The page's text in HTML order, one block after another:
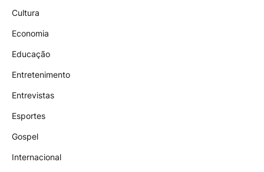
Cultura
Economia
Educação
Entretenimento
Entrevistas
Esportes
Gospel
Internacional